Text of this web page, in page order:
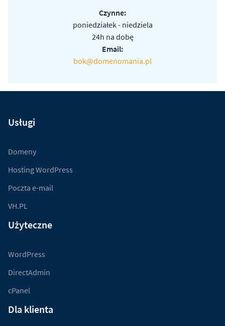
Czynne:
poniedziałek - niedziela
24h na dobę
Email:
bok@domenomania.pl
Usługi
Domeny
Hosting WordPress
Poczta e-mail
VH.PL
Użyteczne
WordPress
DirectAdmin
cPanel
Dla klienta